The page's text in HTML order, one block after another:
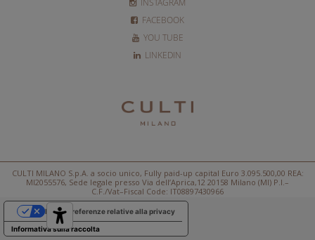
FACEBOOK
YOU TUBE
LINKEDIN
CULTI MILANO S.p.A. a socio unico, Fully paid-up capital Euro 3.095.500,00 REA:
MI2055576, Sede legale presso Via dell’Aprica,12 20158 Milano (MI) P.I.–
C.F./Vat–Fiscal Code: IT08897430966
Informativa sulla raccolta
Le tue preferenze relative alla privacy